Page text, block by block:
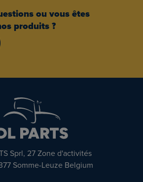
ou vous êtes
produits ?
Sprl, 27 Zone d'activités
Somme-Leuze Belgium